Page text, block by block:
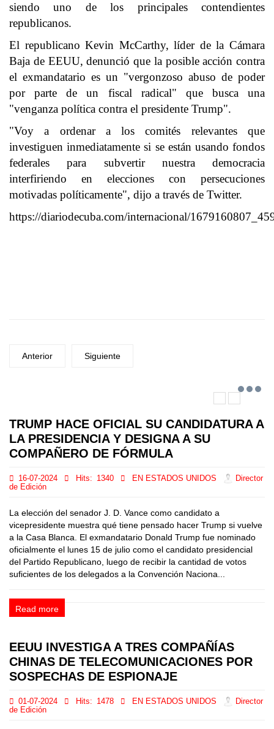
siendo uno de los principales contendientes
republicanos.
El republicano Kevin McCarthy, líder de la Cámara
Baja de EEUU, denunció que la posible acción contra
el exmandatario es un "vergonzoso abuso de poder
por parte de un fiscal radical" que busca una
"venganza política contra el presidente Trump".
"Voy a ordenar a los comités relevantes que
investiguen inmediatamente si se están usando fondos
federales para subvertir nuestra democracia
interfiriendo en elecciones con persecuciones
motivadas políticamente", dijo a través de Twitter.
https://diariodecuba.com/internacional/
Anterior Siguiente
TRUMP HACE OFICIAL SU CANDIDATURA A
LA PRESIDENCIA Y DESIGNA A SU
COMPAÑERO DE FÓRMULA
16-07-2024 Hits: 1340 EN ESTADOS UNIDOS
Director
de Edición
La elección del senador J. D. Vance como candidato a
vicepresidente muestra qué tiene pensado hacer Trump si vuelve
a la Casa Blanca. El exmandatario Donald Trump fue nominado
oficialmente el lunes 15 de julio como el candidato presidencial
del Partido Republicano, luego de recibir la cantidad de votos
suficientes de los delegados a la Convención Naciona...
Read more
EEUU INVESTIGA A TRES COMPAÑÍAS
CHINAS DE TELECOMUNICACIONES POR
SOSPECHAS DE ESPIONAJE
01-07-2024 Hits: 1478 EN ESTADOS UNIDOS
Director
de Edición